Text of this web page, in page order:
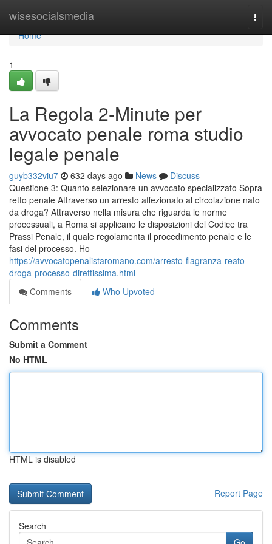
wisesocialsmedia
Home
Home
1
La Regola 2-Minute per
avvocato penale roma studio
legale penale
guyb332viu7 632 days ago News
Discuss
Questione 3: Quanto selezionare un avvocato specializzato Sopra
retto penale Attraverso un arresto affezionato al circolazione nato
da droga? Attraverso nella misura che riguarda le norme
processuali, a Roma si applicano le disposizioni del Codice tra
Prassi Penale, il quale regolamenta il procedimento penale e le
fasi del processo. Ho
https://avvocatopenalistaromano.com/arresto-flagranza-reato-
droga-processo-direttissima.html
Comments
Who Upvoted
Comments
Submit a Comment
No HTML
HTML is disabled
Report Page
Search